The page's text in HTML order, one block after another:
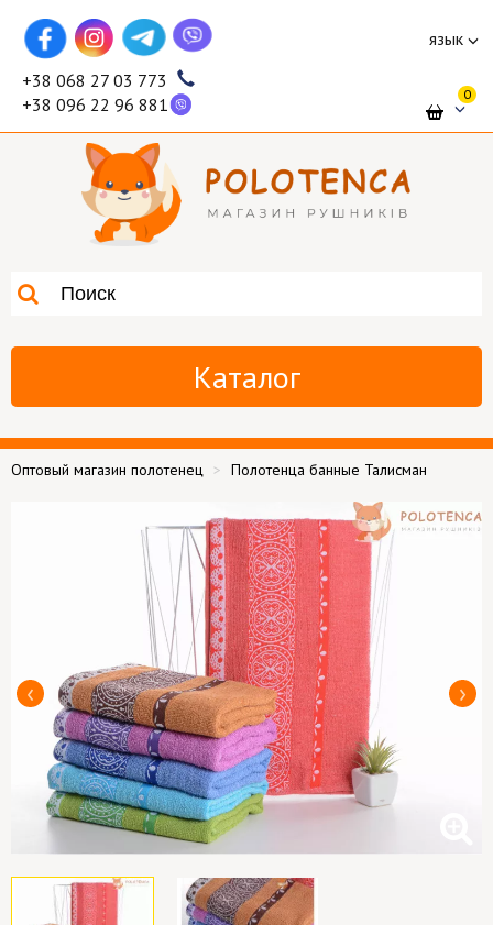
язык
+38 068 27 03 773
+38 096 22 96 881
0
Каталог
Оптовый магазин полотенец Полотенца банные Талисман